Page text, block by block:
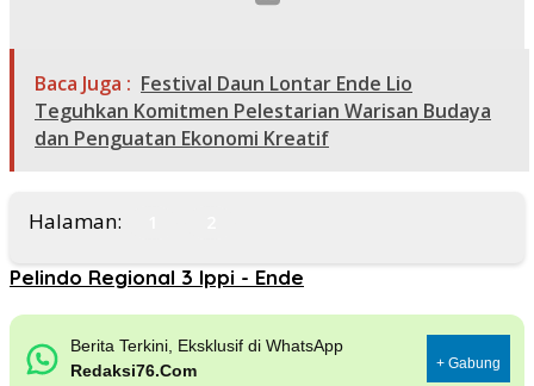
Baca Juga : Festival Daun Lontar Ende Lio
Teguhkan Komitmen Pelestarian Warisan Budaya
dan Penguatan Ekonomi Kreatif
Halaman:
Pelindo Regional 3 Ippi - Ende
Berita Terkini, Eksklusif di WhatsApp
Redaksi76.Com
+ Gabung